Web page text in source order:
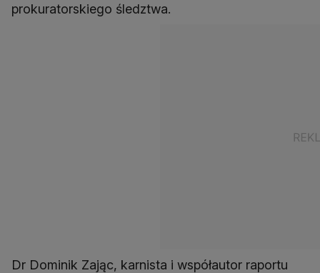
prokuratorskiego śledztwa.
Dr Dominik Zając, karnista i współautor raportu